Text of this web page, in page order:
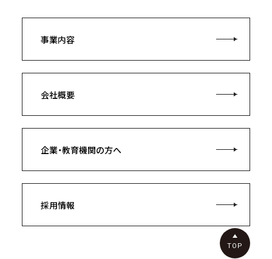
事業内容
会社概要
企業・教育機関の方へ
採用情報
TOP